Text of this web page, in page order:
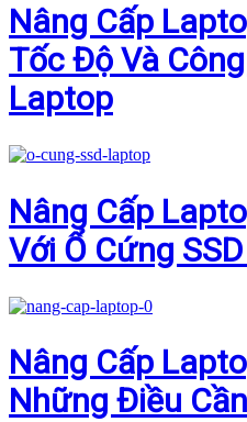
Nâng Cấp
Tốc Độ Và
Laptop
Nâng Cấp
Với Ổ Cứng
Nâng Cấp
Những Điều